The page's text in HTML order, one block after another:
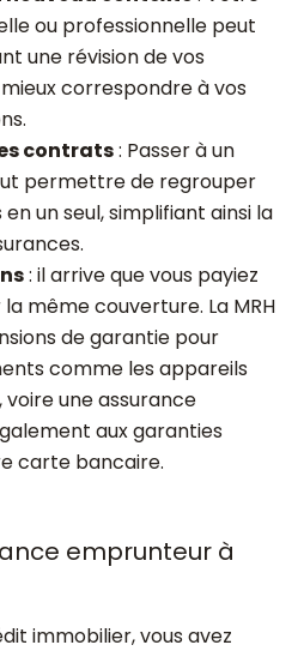
ou professionnelle peut
une révision de vos
correspondre à vos
contrats: Passer à un
permettre de regrouper
un seul, simplifiant ainsi la
: il arrive que vous payiez
même couverture. La MRH
de garantie pour
comme les appareils
une assurance
aux garanties
carte bancaire.
emprunteur à
immobilier, vous avez